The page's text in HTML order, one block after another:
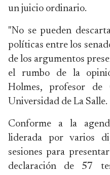
un juicio ordinario.
"No se pueden
políticas entre los
de los argumentos
el rumbo de la
Holmes, profesor de
Universidad de La Salle.
Conforme a la
liderada por varios
sesiones para
declaración de 57